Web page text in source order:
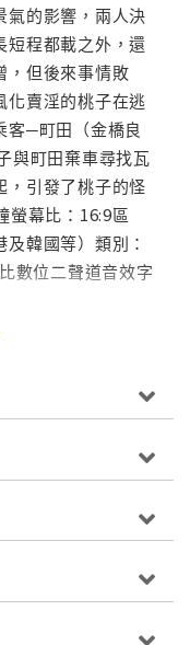
氣的影響，兩人決
短程都載之外，還
，但後來事情敗
化賣淫的桃子在逃
客─町田（金橋良
與町田棄車尋找瓦
，引發了桃子的怪
螢幕比：16:9區
韓國等）類別：
數位二聲道音效字